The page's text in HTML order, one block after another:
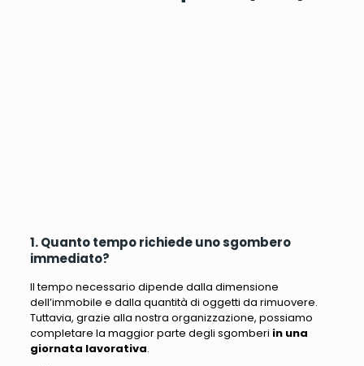
1. Quanto tempo richiede uno sgombero
immediato?
Il tempo necessario dipende dalla dimensione
dell’immobile e dalla quantità di oggetti da rimuovere.
Tuttavia, grazie alla nostra organizzazione, possiamo
completare la maggior parte degli sgomberi in una
giornata lavorativa.